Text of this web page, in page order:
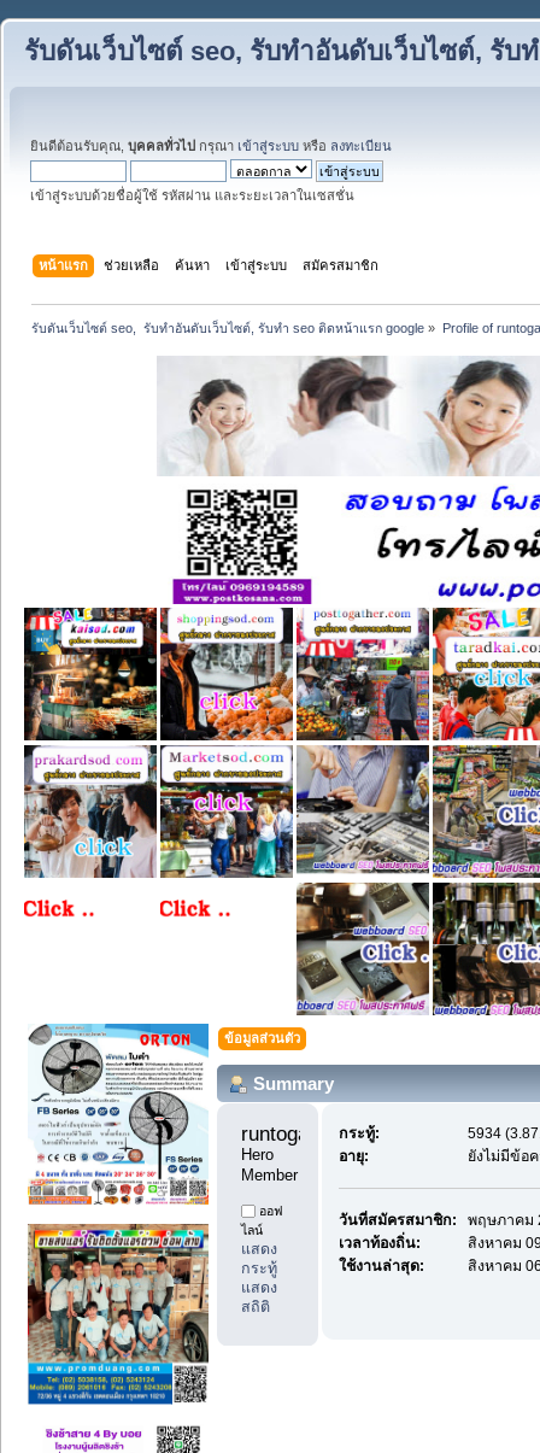
รับดันเว็บไซต์ seo, รับทำอันดับเว็บไซต์, รับ
ยินดีต้อนรับคุณ, บุคคลทั่วไป กรุณา เข้าสู่ระบบ หรือ ลงทะเบียน
เข้าสู่ระบบด้วยชื่อผู้ใช้ รหัสผ่าน และระยะเวลาในเซสชั่น
หน้าแรก ช่วยเหลือ ค้นหา เข้าสู่ระบบ สมัครสมาชิก
รับดันเว็บไซต์ seo,  รับทำอันดับเว็บไซต์, รับทำ seo ติดหน้าแรก google » Profile of
ข้อมูลส่วนตัว
Summary
Hero
Member
ออฟ
ไลน์
แสดง
กระทู้
แสดง
สถิติ
กระทู้:
5934
อายุ:
ยังไม่มีข้อ
วันที่สมัครสมาชิก:
พฤษภาคม
เวลาท้องถิ่น:
สิงหาคม
ใช้งานล่าสุด:
สิงหาคม